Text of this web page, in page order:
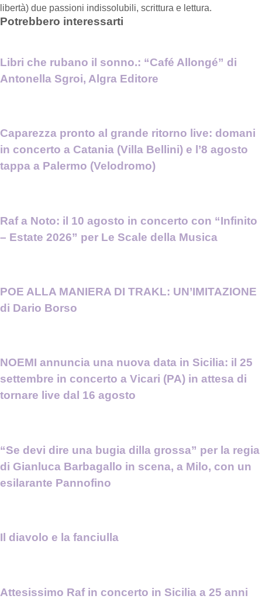
libertà) due passioni indissolubili, scrittura e lettura.
Potrebbero interessarti
Libri che rubano il sonno.: “Café Allongé” di
Antonella Sgroi, Algra Editore
Caparezza pronto al grande ritorno live: domani
in concerto a Catania (Villa Bellini) e l’8 agosto
tappa a Palermo (Velodromo)
Raf a Noto: il 10 agosto in concerto con “Infinito
– Estate 2026” per Le Scale della Musica
POE ALLA MANIERA DI TRAKL: UN’IMITAZIONE
di Dario Borso
NOEMI annuncia una nuova data in Sicilia: il 25
settembre in concerto a Vicari (PA) in attesa di
tornare live dal 16 agosto
“Se devi dire una bugia dilla grossa” per la regia
di Gianluca Barbagallo in scena, a Milo, con un
esilarante Pannofino
Il diavolo e la fanciulla
Attesissimo Raf in concerto in Sicilia a 25 anni